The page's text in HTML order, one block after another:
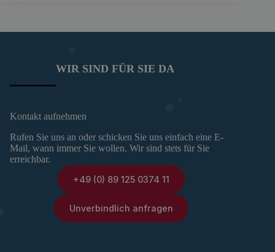
WIR SIND FÜR SIE DA
Kontakt aufnehmen
Rufen Sie uns an oder schicken Sie uns einfach eine E-
Mail, wann immer Sie wollen. Wir sind stets für Sie
erreichbar.
+49 (0) 89 125 0374 11
Unverbindlich anfragen